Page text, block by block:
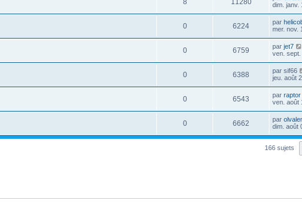
8 11280
dim. janv.
0 6224 par
mer. nov.
0 6759 par jet7
ven. sept.
0 6388 par sif66
jeu. août
0 6543 par raptor
ven. août
0 6662 par
dim. août
166 sujets